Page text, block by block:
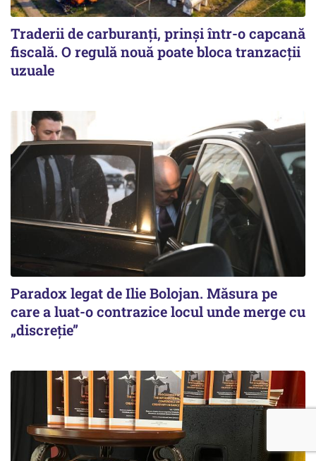
Traderii de carburanți, prinși într-o capcană
fiscală. O regulă nouă poate bloca tranzacții
uzuale
Paradox legat de Ilie Bolojan. Măsura pe
care a luat-o contrazice locul unde merge cu
„discreție”